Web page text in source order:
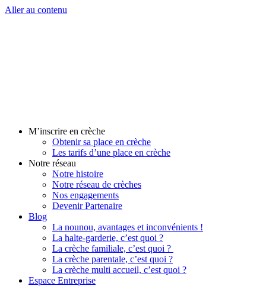
Aller au contenu
M’inscrire en crèche
Obtenir sa place en crèche
Les tarifs d’une place en crèche
Notre réseau
Notre histoire
Notre réseau de crèches
Nos engagements
Devenir Partenaire
Blog
La nounou, avantages et inconvénients !
La halte-garderie, c’est quoi ?
La crèche familiale, c’est quoi ?
La crèche parentale, c’est quoi ?
La crèche multi accueil, c’est quoi ?
Espace Entreprise